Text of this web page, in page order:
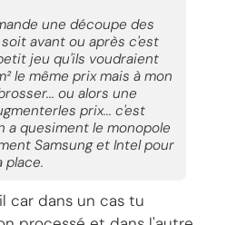
une découpe des
avant ou après c'est
jeu qu'ils voudraient
le même prix mais à mon
ou alors une
prix... c'est
a quesiment le monopole
Samsung et Intel pour
place.
car dans un cas tu